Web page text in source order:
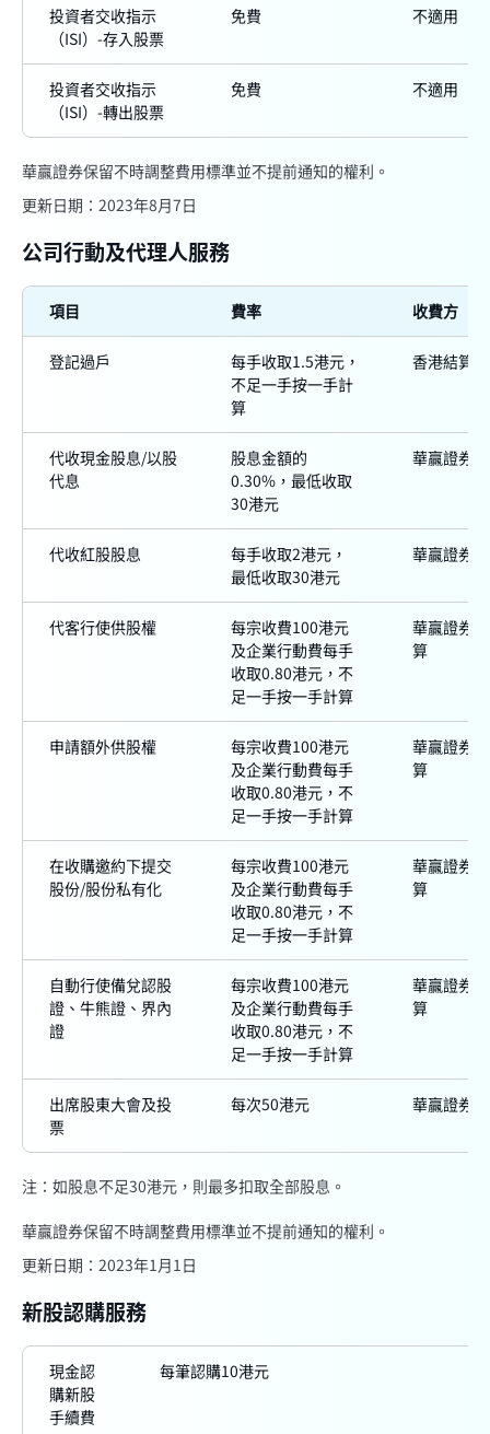
投資者交收指示
（ISI）-存入股票
免費 不適用
投資者交收指示
（ISI）-轉出股票
免費 不適用
華贏證券保留不時調整費用標準並不提前通知的權利。
更新日期：2023年8月7日
公司行動及代理人服務
項目 費率 收費方
登記過戶
每手收取1.5港元，
不足一手按一手計
算
香港結算
代收現金股息/以股
代息
股息金額的
0.30%，最低收取
30港元
華贏證券
代收紅股股息
每手收取2港元，
最低收取30港元
華贏證券
代客行使供股權
每宗收費100港元
及企業行動費每手
收取0.80港元，不
足一手按一手計算
華贏證券
算
申請額外供股權
每宗收費100港元
及企業行動費每手
收取0.80港元，不
足一手按一手計算
華贏證券
算
在收購邀約下提交
股份/股份私有化
每宗收費100港元
及企業行動費每手
收取0.80港元，不
足一手按一手計算
華贏證券
算
自動行使備兌認股
證、牛熊證、界內
證
每宗收費100港元
及企業行動費每手
收取0.80港元，不
足一手按一手計算
華贏證券
算
出席股東大會及投
票
每次50港元 華贏證券
注：如股息不足30港元，則最多扣取全部股息。
華贏證券保留不時調整費用標準並不提前通知的權利。
更新日期： 2023年1月1日
新股認購服務
現金認
購新股
手續費
每筆認購10港元